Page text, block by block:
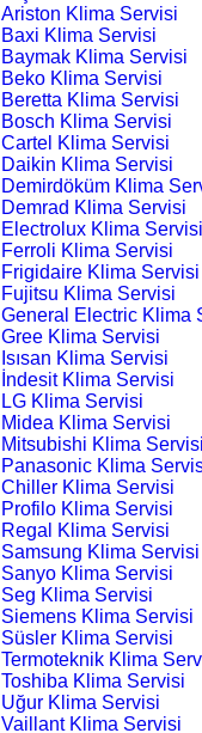
Ariston Klima Servisi
Baxi Klima Servisi
Baymak Klima Servisi
Beko Klima Servisi
Beretta Klima Servisi
Bosch Klima Servisi
Cartel Klima Servisi
Daikin Klima Servisi
Demirdöküm Klima
Demrad Klima Servisi
Electrolux Klima Servisi
Ferroli Klima Servisi
Frigidaire Klima Servisi
Fujitsu Klima Servisi
General Electric Klima
Gree Klima Servisi
Isısan Klima Servisi
İndesit Klima Servisi
LG Klima Servisi
Midea Klima Servisi
Mitsubishi Klima Servisi
Panasonic Klima
Chiller Klima Servisi
Profilo Klima Servisi
Regal Klima Servisi
Samsung Klima Servisi
Sanyo Klima Servisi
Seg Klima Servisi
Siemens Klima Servisi
Süsler Klima Servisi
Termoteknik Klima
Toshiba Klima Servisi
Uğur Klima Servisi
Vaillant Klima Servisi